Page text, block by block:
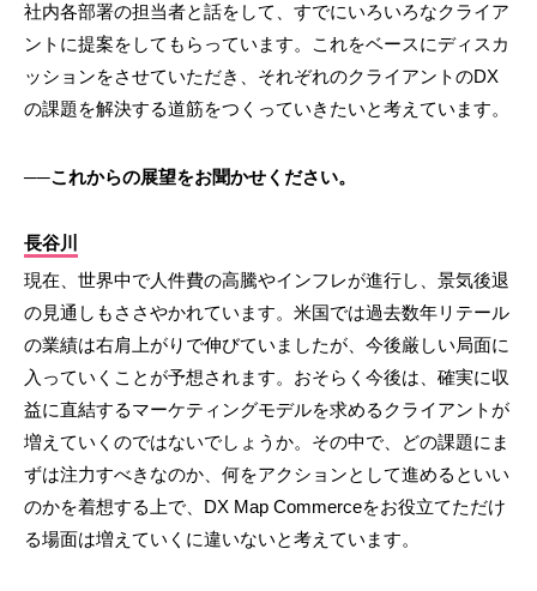
社内各部署の担当者と話をして、すでにいろいろなクライア
ントに提案をしてもらっています。これをベースにディスカ
ッションをさせていただき、それぞれのクライアントのDX
の課題を解決する道筋をつくっていきたいと考えています。
──これからの展望をお聞かせください。
長谷川
現在、世界中で人件費の高騰やインフレが進行し、景気後退
の見通しもささやかれています。米国では過去数年リテール
の業績は右肩上がりで伸びていましたが、今後厳しい局面に
入っていくことが予想されます。おそらく今後は、確実に収
益に直結するマーケティングモデルを求めるクライアントが
増えていくのではないでしょうか。その中で、どの課題にま
ずは注力すべきなのか、何をアクションとして進めるといい
のかを着想する上で、DX Map Commerceをお役立てただけ
る場面は増えていくに違いないと考えています。